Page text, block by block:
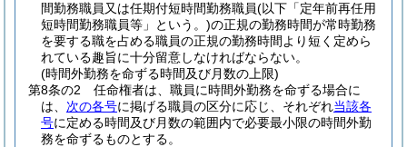
間勤務職員又は任期付短時間勤務職員(以下「定年前再任用
短時間勤務職員等」という。)の正規の勤務時間が常時勤務
を要する職を占める職員の正規の勤務時間より短く定めら
れている趣旨に十分留意しなければならない。
(時間外勤務を命ずる時間及び月数の上限)
第8条の2
任命権者は、職員に時間外勤務を命ずる場合に
は、 次の各号に掲げる職員の区分に応じ、それぞれ当該各
号に定める時間及び月数の範囲内で必要最小限の時間外勤
務を命ずるものとする。